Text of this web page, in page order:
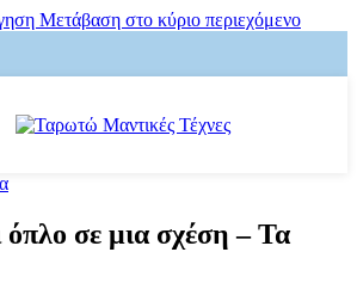
Μετάβαση στο κύριο περιεχόμενο
όπλο σε μια σχέση – Τα